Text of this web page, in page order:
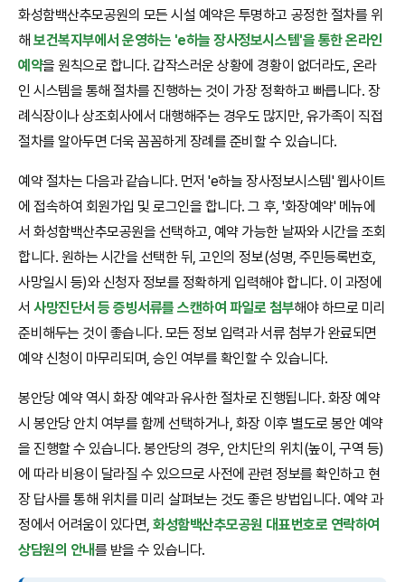
화성함백산추모공원의 모든 시설 예약은 투명하고 공정한 절차를 위
해보건복지부에서 운영하는 'e하늘 장사정보시스템'을 통한 온라인
예약을 원칙으로 합니다. 갑작스러운 상황에 경황이 없더라도, 온라
인 시스템을 통해 절차를 진행하는 것이 가장 정확하고 빠릅니다. 장
례식장이나 상조회사에서 대행해주는 경우도 많지만, 유가족이 직접
절차를 알아두면 더욱 꼼꼼하게 장례를 준비할 수 있습니다.
예약 절차는 다음과 같습니다. 먼저 'e하늘 장사정보시스템' 웹사이트
에 접속하여 회원가입 및 로그인을 합니다. 그 후, '화장예약' 메뉴에
서 화성함백산추모공원을 선택하고, 예약 가능한 날짜와 시간을 조회
합니다. 원하는 시간을 선택한 뒤, 고인의 정보(성명, 주민등록번호,
사망일시 등)와 신청자 정보를 정확하게 입력해야 합니다. 이 과정에
서사망진단서 등 증빙서류를 스캔하여 파일로 첨부해야 하므로 미리
준비해두는 것이 좋습니다. 모든 정보 입력과 서류 첨부가 완료되면
예약 신청이 마무리되며, 승인 여부를 확인할 수 있습니다.
봉안당 예약 역시 화장 예약과 유사한 절차로 진행됩니다. 화장 예약
시 봉안당 안치 여부를 함께 선택하거나, 화장 이후 별도로 봉안 예약
을 진행할 수 있습니다. 봉안당의 경우, 안치단의 위치(높이, 구역 등)
에 따라 비용이 달라질 수 있으므로 사전에 관련 정보를 확인하고 현
장 답사를 통해 위치를 미리 살펴보는 것도 좋은 방법입니다. 예약 과
정에서 어려움이 있다면,화성함백산추모공원 대표번호로 연락하여
상담원의 안내를 받을 수 있습니다.